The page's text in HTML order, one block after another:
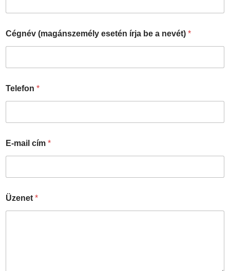
e
é
t
)
e
Cégnév (magánszemély esetén írja be a nevét) *
Telefon *
E-mail cím *
Üzenet *